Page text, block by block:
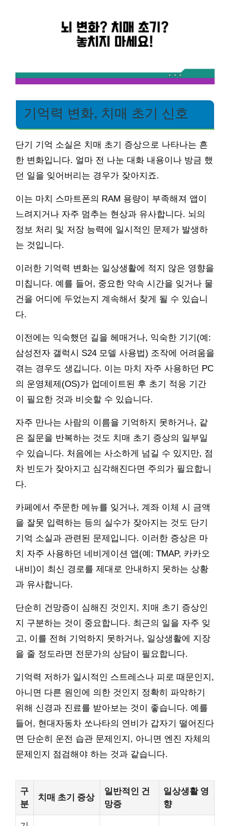
기억력 변화, 치매 초기 신호
단기 기억 소실은 치매 초기 증상으로 나타나는 흔
한 변화입니다. 얼마 전 나눈 대화 내용이나 방금 했
던 일을 잊어버리는 경우가 잦아지죠.
이는 마치 스마트폰의 RAM 용량이 부족해져 앱이
느려지거나 자주 멈추는 현상과 유사합니다. 뇌의
정보 처리 및 저장 능력에 일시적인 문제가 발생하
는 것입니다.
이러한 기억력 변화는 일상생활에 적지 않은 영향을
미칩니다. 예를 들어, 중요한 약속 시간을 잊거나 물
건을 어디에 두었는지 계속해서 찾게 될 수 있습니
다.
이전에는 익숙했던 길을 헤매거나, 익숙한 기기(예:
삼성전자 갤럭시 S24 모델 사용법) 조작에 어려움을
겪는 경우도 생깁니다. 이는 마치 자주 사용하던 PC
의 운영체제(OS)가 업데이트된 후 초기 적응 기간
이 필요한 것과 비슷할 수 있습니다.
자주 만나는 사람의 이름을 기억하지 못하거나, 같
은 질문을 반복하는 것도 치매 초기 증상의 일부일
수 있습니다. 처음에는 사소하게 넘길 수 있지만, 점
차 빈도가 잦아지고 심각해진다면 주의가 필요합니
다.
카페에서 주문한 메뉴를 잊거나, 계좌 이체 시 금액
을 잘못 입력하는 등의 실수가 잦아지는 것도 단기
기억 소실과 관련된 문제입니다. 이러한 증상은 마
치 자주 사용하던 네비게이션 앱(예: TMAP, 카카오
내비)이 최신 경로를 제대로 안내하지 못하는 상황
과 유사합니다.
단순히 건망증이 심해진 것인지, 치매 초기 증상인
지 구분하는 것이 중요합니다. 최근의 일을 자주 잊
고, 이를 전혀 기억하지 못하거나, 일상생활에 지장
을 줄 정도라면 전문가의 상담이 필요합니다.
기억력 저하가 일시적인 스트레스나 피로 때문인지,
아니면 다른 원인에 의한 것인지 정확히 파악하기
위해 신경과 진료를 받아보는 것이 좋습니다. 예를
들어, 현대자동차 쏘나타의 연비가 갑자기 떨어진다
면 단순히 운전 습관 문제인지, 아니면 엔진 자체의
문제인지 점검해야 하는 것과 같습니다.
구
분
치매 초기 증상
일반적인 건
망증
일상생활 영
향